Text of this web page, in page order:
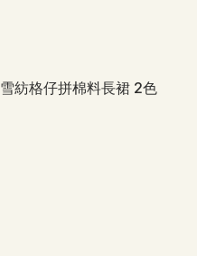
雪紡格仔拼棉料長裙 2色